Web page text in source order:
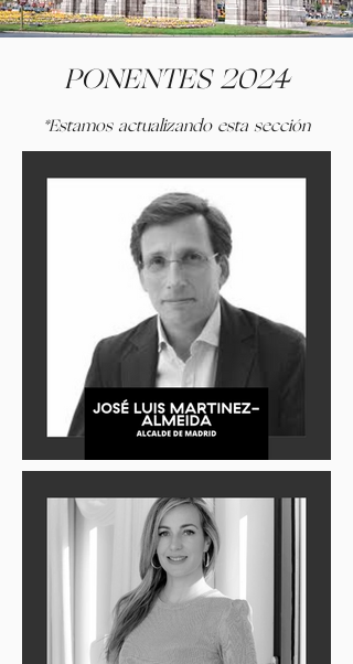
PONENTES 2024
*Estamos actualizando esta sección